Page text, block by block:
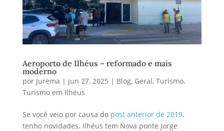
Aeroporto de Ilhéus – reformado e mais
moderno
por Jurema | jun 27, 2025 | Blog, Geral, Turismo,
Turismo em Ilhéus
Se você veio por causa do post anterior de 2019,
tenho novidades. Ilhéus tem Nova ponte Jorge